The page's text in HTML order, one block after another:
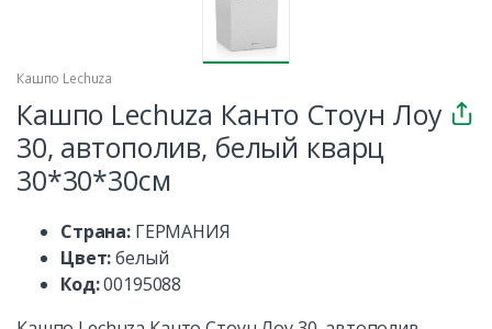
Кашпо Lechuza
Кашпо Lechuza Канто Стоун Лоу
30, автополив, белый кварц
30*30*30см
Страна: ГЕРМАНИЯ
Цвет:белый
Код:00195088